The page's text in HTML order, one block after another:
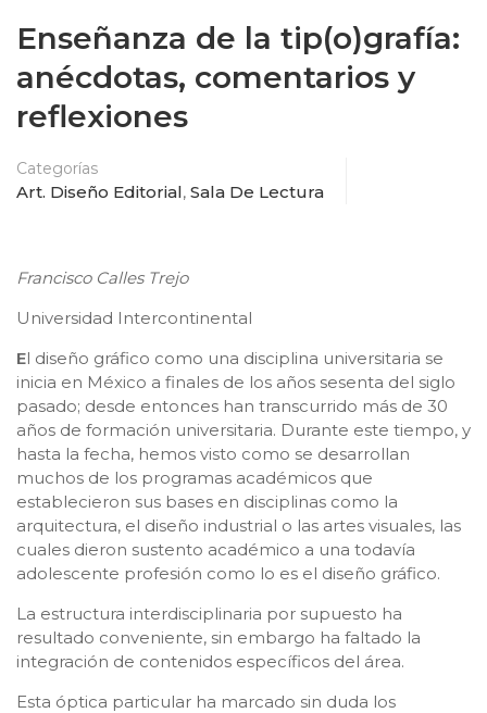
Enseñanza de la tip(o)grafía:
anécdotas, comentarios y
reflexiones
Categorías
Art. Diseño Editorial, Sala De Lectura
Francisco Calles Trejo
Universidad Intercontinental
El diseño gráfico como una disciplina universitaria se
inicia en México a finales de los años sesenta del siglo
pasado; desde entonces han transcurrido más de 30
años de formación universitaria. Durante este tiempo, y
hasta la fecha, hemos visto como se desarrollan
muchos de los programas académicos que
establecieron sus bases en disciplinas como la
arquitectura, el diseño industrial o las artes visuales, las
cuales dieron sustento académico a una todavía
adolescente profesión como lo es el diseño gráfico.
La estructura interdisciplinaria por supuesto ha
resultado conveniente, sin embargo ha faltado la
integración de contenidos específicos del área.
Esta óptica particular ha marcado sin duda los